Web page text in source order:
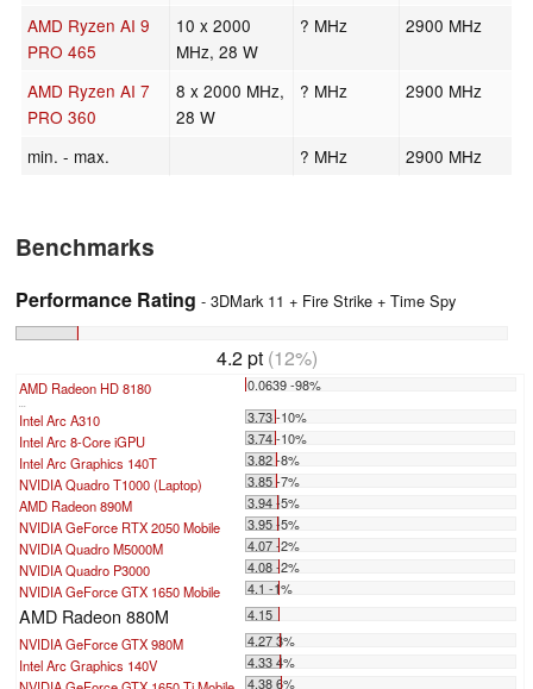
AMD Ryzen AI 9
PRO 465
10 x 2000
MHz, 28 W
? MHz 2900 MHz
AMD Ryzen AI 7
PRO 360
8 x 2000 MHz,
28 W
? MHz 2900 MHz
min. - max. ? MHz 2900 MHz
Benchmarks
Performance Rating - 3DMark 11 + Fire Strike + Time Spy
4.2 pt(12%)
AMD Radeon HD 8180 0.0639 -98%
Intel Arc A310
3.73 -10%
Intel Arc 8-Core iGPU
3.74 -10%
Intel Arc Graphics 140T
3.82 -8%
NVIDIA Quadro T1000 (Laptop)
3.85 -7%
AMD Radeon 890M
3.94 -5%
NVIDIA GeForce RTX 2050 Mobile
3.95 -5%
NVIDIA Quadro M5000M
4.07 -2%
NVIDIA Quadro P3000
4.08 -2%
NVIDIA GeForce GTX 1650 Mobile
4.1 -1%
AMD Radeon 880M
4.15
NVIDIA GeForce GTX 980M
4.27 3%
Intel Arc Graphics 140V
4.33 4%
4.38 6%